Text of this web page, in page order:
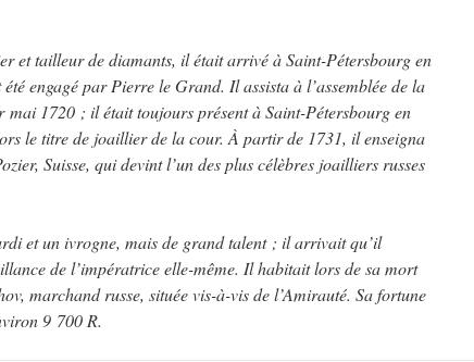
et tailleur de diamants, il était arrivé à Saint-Pétersbourg en
engagé par Pierre le Grand. Il assista à l’assemblée de la
mai 1720 ; il était toujours présent à Saint-Pétersbourg en
le titre de joaillier de la cour. À partir de 1731, il enseigna
Suisse, qui devint l’un des plus célèbres joailliers russes
et un ivrogne, mais de grand talent ; il arrivait qu’il
de l’impératrice elle-même. Il habitait lors de sa mort
marchand russe, située vis-à-vis de l’Amirauté. Sa fortune
9 700 R.